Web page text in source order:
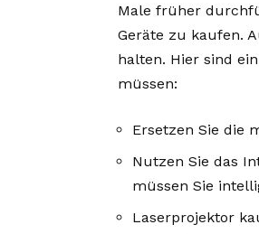
Male früher
Geräte zu kaufen.
halten. Hier sind
müssen:
Ersetzen Sie die
Nutzen Sie das
müssen Sie
Laserprojektor